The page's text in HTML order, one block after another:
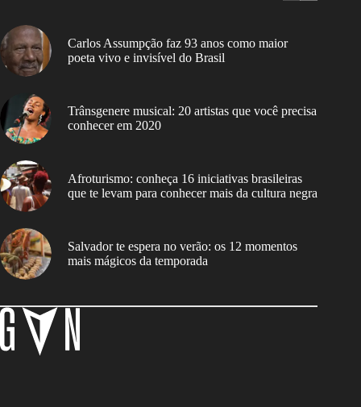
Carlos Assumpção faz 93 anos como maior
poeta vivo e invisível do Brasil
Trânsgenere musical: 20 artistas que você precisa
conhecer em 2020
Afroturismo: conheça 16 iniciativas brasileiras
que te levam para conhecer mais da cultura negra
Salvador te espera no verão: os 12 momentos
mais mágicos da temporada